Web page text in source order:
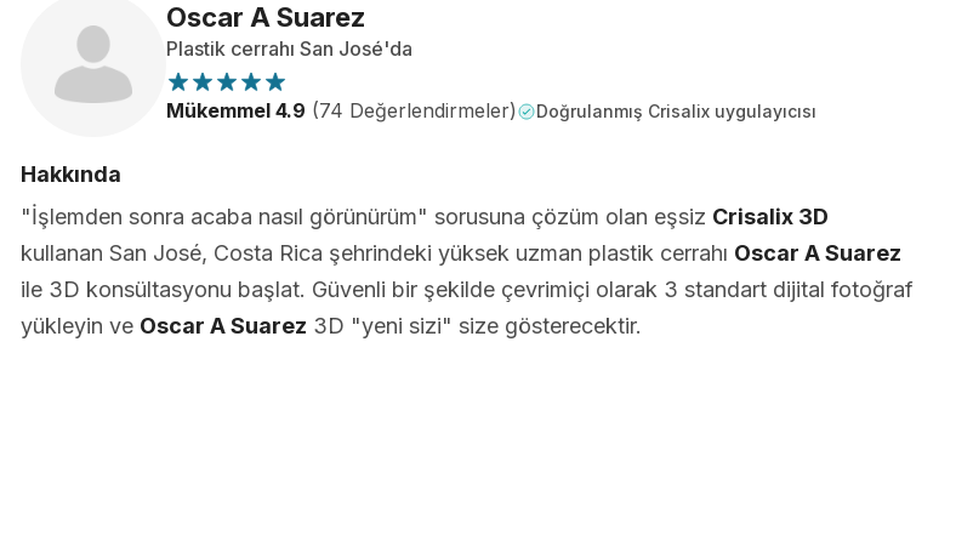
Oscar A Suarez
Plastik cerrahı San José'da
Mükemmel 4.9 (74 Değerlendirmeler) Doğrulanmış Crisalix uygulayıcısı
Hakkında
"İşlemden sonra acaba nasıl görünürüm" sorusuna çözüm olan eşsiz Crisalix 3D
kullanan San José, Costa Rica şehrindeki yüksek uzman plastik cerrahı Oscar A Suarez
ile 3D konsültasyonu başlat. Güvenli bir şekilde çevrimiçi olarak 3 standart dijital fotoğraf
yükleyin ve Oscar A Suarez 3D "yeni sizi" size gösterecektir.